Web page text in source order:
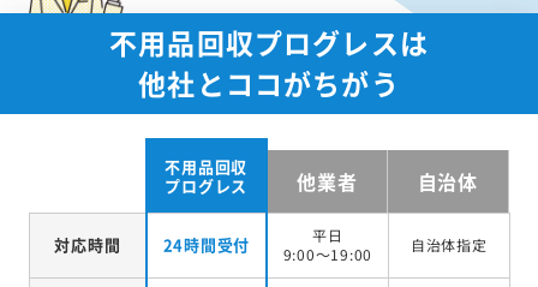
不用品回収プログレスは
他社とココがちがう
不用品回収
プログレス
他業者 自治体
対応時間 24時間受付
平日
9:00～19:00
自治体指定